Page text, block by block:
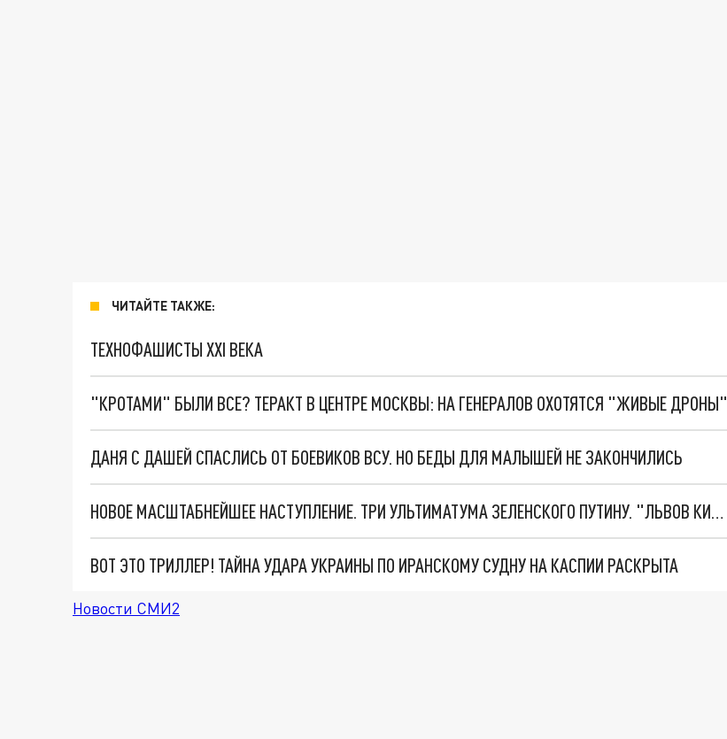
ЧИТАЙТЕ ТАКЖЕ:
ТЕХНОФАШИСТЫ XXI ВЕКА
"КРОТАМИ" БЫЛИ ВСЕ? ТЕРАКТ В ЦЕНТРЕ МОСКВЫ: НА ГЕНЕРАЛОВ ОХОТЯТСЯ "ЖИВЫЕ ДРОНЫ"
ДАНЯ С ДАШЕЙ СПАСЛИСЬ ОТ БОЕВИКОВ ВСУ. НО БЕДЫ ДЛЯ МАЛЫШЕЙ НЕ ЗАКОНЧИЛИСЬ
НОВОЕ МАСШТАБНЕЙШЕЕ НАСТУПЛЕНИЕ. ТРИ УЛЬТИМАТУМА ЗЕЛЕНСКОГО ПУТИНУ. "ЛЬВОВ КИМА" ПОСТАВЯТ НА ПВО? ГЛОБАЛЬНЫЙ ПРОРЫВ ПОД ЗАПОРОЖЬЕМ
ВОТ ЭТО ТРИЛЛЕР! ТАЙНА УДАРА УКРАИНЫ ПО ИРАНСКОМУ СУДНУ НА КАСПИИ РАСКРЫТА
Новости СМИ2